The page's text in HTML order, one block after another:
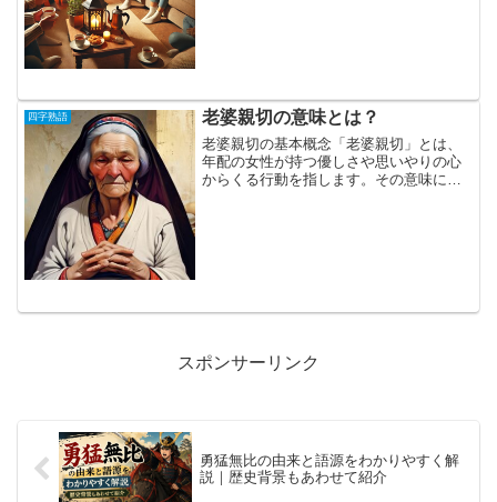
四字熟語 老婆親切の意味とは？
老婆親切の基本概念「老婆親切」とは、
年配の女性が持つ優しさや思いやりの心
からくる行動を指します。その意味に
スポンサーリンク
勇猛無比の由来と語源をわかりやすく解
説｜歴史背景もあわせて紹介